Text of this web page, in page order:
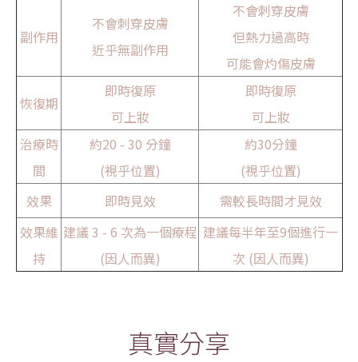
副作用
不會刺穿皮膚
近乎無副作用
不會刺穿皮膚
但熱力過高時
可能會灼傷皮膚
恢復期
即時復原
可上妝
即時復原
可上妝
治療時
間
約20 - 30 分鐘
(視乎位置)
約30分鐘
(視乎位置)
效果
即時見效
需較長時間才見效
效果維
持
建議 3 - 6 次為一個療程
(因人而異)
建議每半年至9個進行一
次 (因人而異)
真實分享